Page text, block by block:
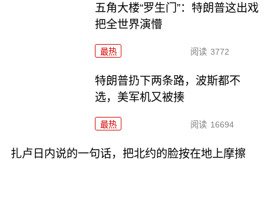
五角大楼“罗生门”：特朗普这出戏
把全世界演懵
最热 阅读 3772
特朗普扔下两条路，波斯都不
选，美军机又被揍
最热 阅读 16694
扎卢日内说的一句话，把北约的脸按在地上摩擦